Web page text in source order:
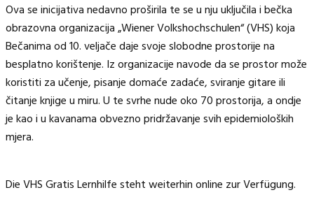
Ova se inicijativa nedavno proširila te se u nju uključila i bečka
obrazovna organizacija „Wiener Volkshochschulen“ (VHS) koja
Bečanima od 10. veljače daje svoje slobodne prostorije na
besplatno korištenje. Iz organizacije navode da se prostor može
koristiti za učenje, pisanje domaće zadaće, sviranje gitare ili
čitanje knjige u miru. U te svrhe nude oko 70 prostorija, a ondje
je kao i u kavanama obvezno pridržavanje svih epidemioloških
mjera.
Die VHS Gratis Lernhilfe steht weiterhin online zur Verfügung.